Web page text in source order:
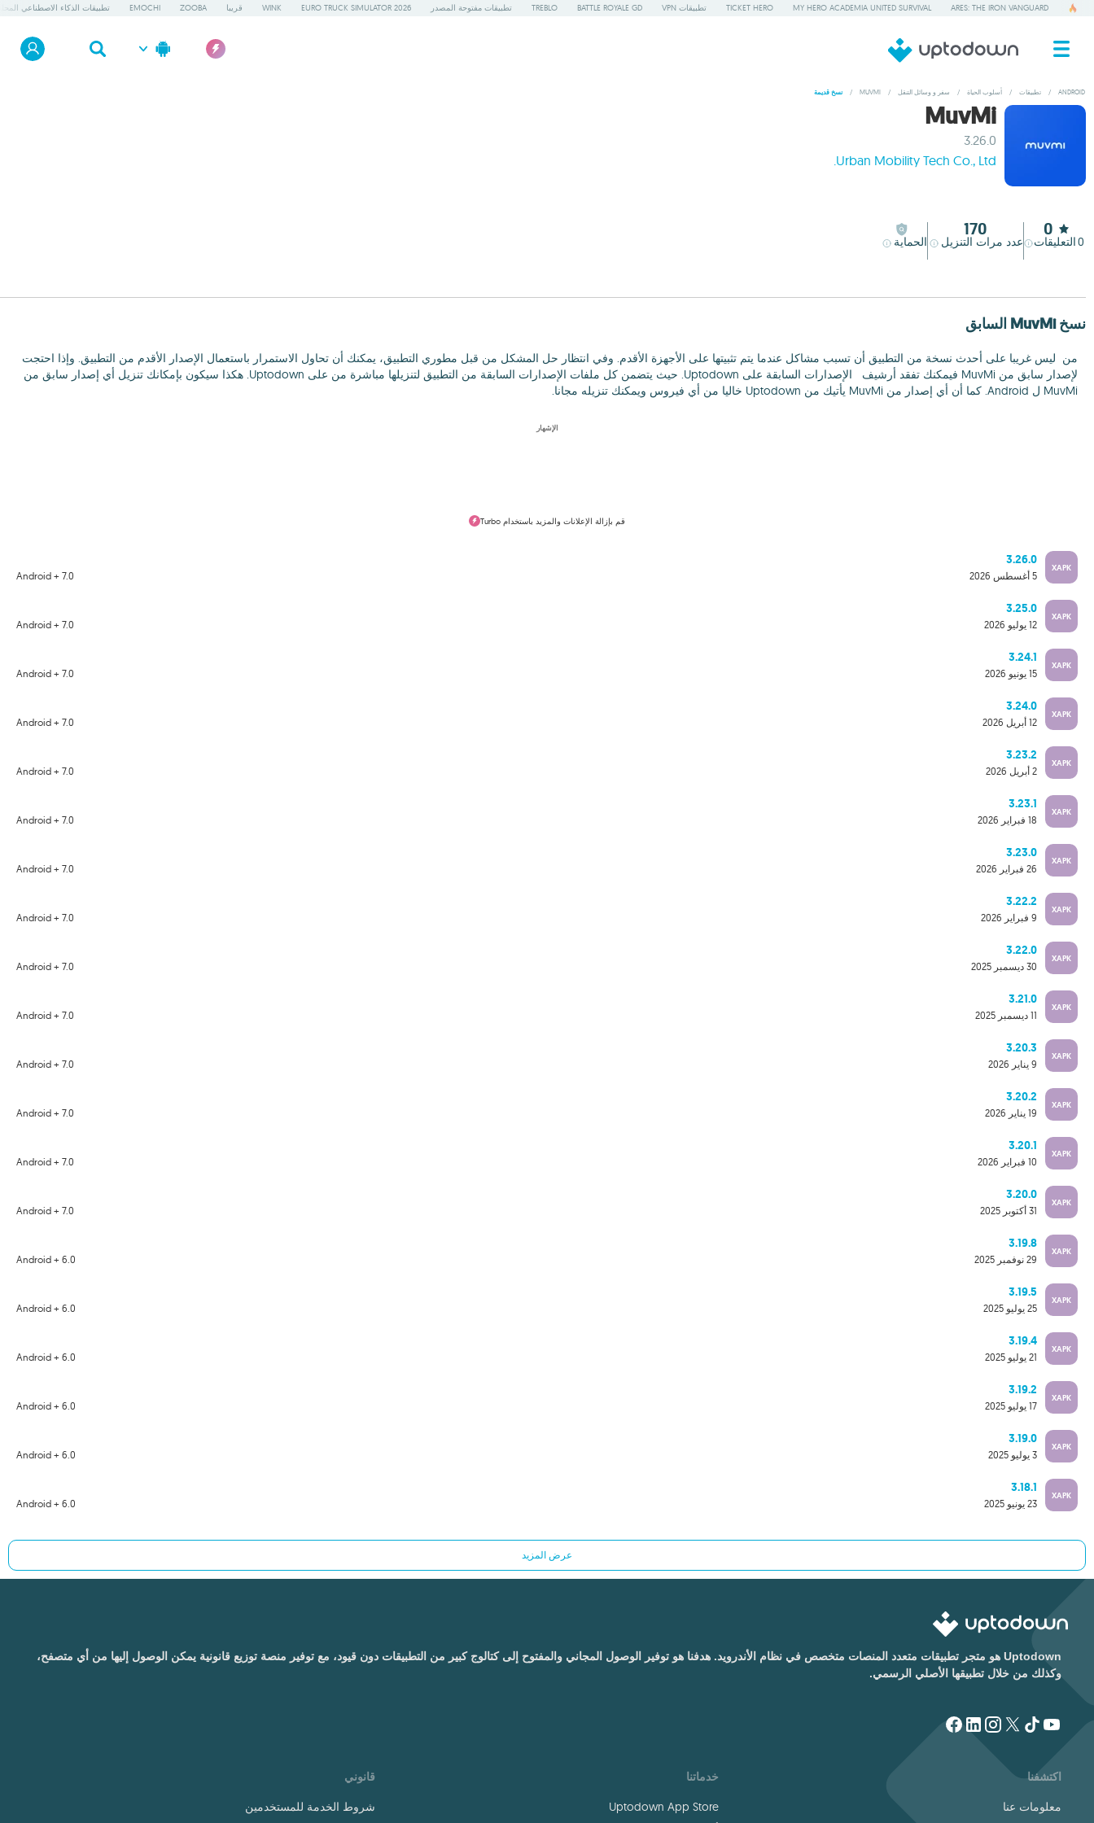
ARES: THE IRON VANGUARD
MY HERO ACADEMIA UNITED SURVIVAL
TICKET HERO تطبيقات VPN BATTLE ROYALE GD
TREBLO تطبيقات مفتوحة المصدر EURO TRUCK SIMULATOR 2026
WINK قريبا ZOOBA
EMOCHI تطبيقات الذكاء الاصطناعي
ANDROID
/ تطبيقات / أسلوب الحياة / سفر و وسائل التنقل /
MUVMI
/ نسخ قديمة
MuvMi
3.26.0
Urban Mobility Tech Co., Ltd.
0
0التعليقات
170
عدد مرات التنزيل الحماية
‫نسخ MuvMi السابق
من ‬ ليس غريبا على أحدث نسخة من التطبيق أن تسبب مشاكل عندما يتم تثبيتها على الأجهزة الأقدم. وفي انتظار حل المشكل من قبل مطوري التطبيق، يمكنك أن تحاول الاستمرار باستعمال الإصدار الأقدم من التطبيق. وإذا احتجت
لإصدار سابق من MuvMi فيمكنك تفقد أرشيف ‬ ‫ الإصدارات السابقة على Uptodown. حيث يتضمن كل ملفات الإصدارات السابقة من التطبيق لتنزيلها مباشرة من على Uptodown. هكذا سيكون بإمكانك تنزيل أي إصدار سابق من
MuvMi ل Android. كما أن أي إصدار من MuvMi يأتيك من Uptodown خاليا من أي فيروس ويمكنك تنزيله مجانا.
الإشهار
قم بإزالة الإعلانات والمزيد باستخدام Turbo
XAPK
3.26.0
Android + 7.0 5 أغسطس 2026
XAPK
3.25.0
Android + 7.0 12 يوليو 2026
XAPK
3.24.1
Android + 7.0 15 يونيو 2026
XAPK
3.24.0
Android + 7.0 12 أبريل 2026
XAPK
3.23.2
Android + 7.0 2 أبريل 2026
XAPK
3.23.1
Android + 7.0 18 فبراير 2026
XAPK
3.23.0
Android + 7.0 26 فبراير 2026
XAPK
3.22.2
Android + 7.0 9 فبراير 2026
XAPK
3.22.0
Android + 7.0 30 ديسمبر 2025
XAPK
3.21.0
Android + 7.0 11 ديسمبر 2025
XAPK
3.20.3
Android + 7.0 9 يناير 2026
XAPK
3.20.2
Android + 7.0 19 يناير 2026
XAPK
3.20.1
Android + 7.0 10 فبراير 2026
XAPK
3.20.0
Android + 7.0 31 أكتوبر 2025
XAPK
3.19.8
Android + 6.0 29 نوفمبر 2025
XAPK
3.19.5
Android + 6.0 25 يوليو 2025
XAPK
3.19.4
Android + 6.0 21 يوليو 2025
XAPK
3.19.2
Android + 6.0 17 يوليو 2025
XAPK
3.19.0
Android + 6.0 3 يوليو 2025
XAPK
3.18.1
Android + 6.0 23 يونيو 2025
عرض المزيد
Uptodown هو متجر تطبيقات متعدد المنصات متخصص في نظام الأندرويد. هدفنا هو توفير الوصول المجاني والمفتوح إلى كتالوج كبير من التطبيقات دون قيود، مع توفير منصة توزيع قانونية يمكن الوصول إليها من أي متصفح،
وكذلك من خلال تطبيقها الأصلي الرسمي.
اكتشفنا
معلومات عنا
خدماتنا
Uptodown App Store
قانوني
شروط الخدمة للمستخدمين